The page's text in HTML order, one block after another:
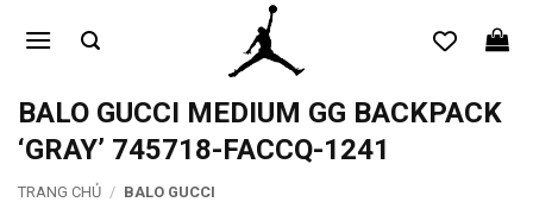
qua
dungBALO GUCCI MEDIUM GG BACKPACK
‘GRAY’ 745718-FACCQ-1241
TRANG CHỦ / BALO GUCCI